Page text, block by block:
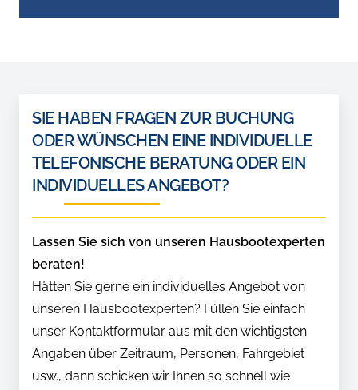
SIE HABEN FRAGEN ZUR BUCHUNG
ODER WÜNSCHEN EINE INDIVIDUELLE
TELEFONISCHE BERATUNG ODER EIN
INDIVIDUELLES ANGEBOT?
Lassen Sie sich von unseren Hausbootexperten
beraten!
Hätten Sie gerne ein individuelles Angebot von
unseren Hausbootexperten? Füllen Sie einfach
unser Kontaktformular aus mit den wichtigsten
Angaben über Zeitraum, Personen, Fahrgebiet
usw., dann schicken wir Ihnen so schnell wie